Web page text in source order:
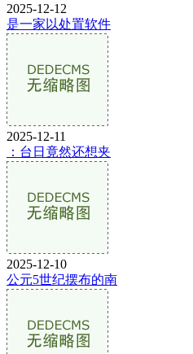
2025-12-12
是一家以处置软件
2025-12-11
：台日竟然还想夹
2025-12-10
公元5世纪摆布的南